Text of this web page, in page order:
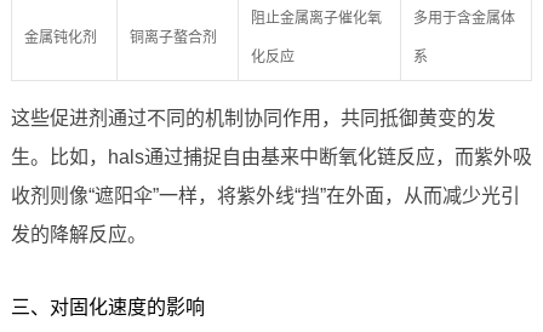
金属钝化剂 铜离子螯合剂
阻止金属离子催化氧
化反应
多用于含金属体
系
这些促进剂通过不同的机制协同作用，共同抵御黄变的发
生。比如，hals通过捕捉自由基来中断氧化链反应，而紫外吸
收剂则像“遮阳伞”一样，将紫外线“挡”在外面，从而减少光引
发的降解反应。
三、对固化速度的影响